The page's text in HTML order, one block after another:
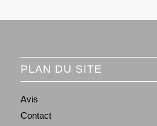
PLAN DU SITE
Avis
Contact